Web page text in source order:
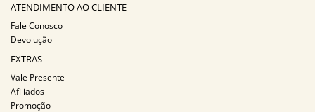
ATENDIMENTO AO CLIENTE
Fale Conosco
Devolução
EXTRAS
Vale Presente
Afiliados
Promoção